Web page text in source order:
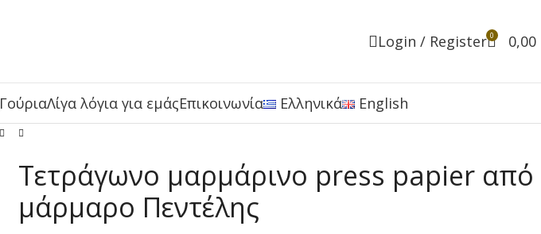
Login / Register 0 0,00
ΓούριαΛίγα λόγια για εμάςΕπικοινωνία Ελληνικά English
Τετράγωνο μαρμάρινο press papier από
μάρμαρο Πεντέλης